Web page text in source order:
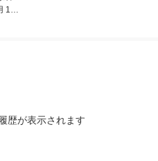
100
(10
歴が表示されます